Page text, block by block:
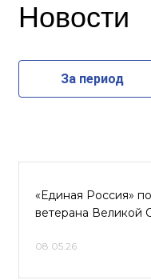
Новости
За период
«Единая Россия»
ветерана Великой
08.05.26